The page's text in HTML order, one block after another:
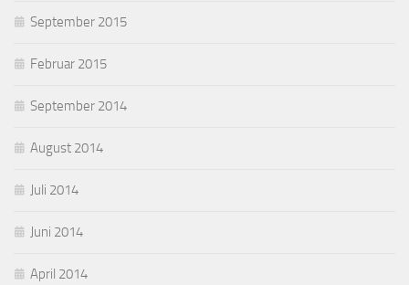
September 2015
Februar 2015
September 2014
August 2014
Juli 2014
Juni 2014
April 2014